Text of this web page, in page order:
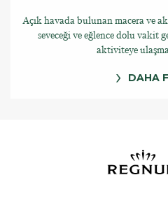
Açık havada bulunan macera ve
seveceği ve eğlence dolu vakit
aktiviteye
DAHA